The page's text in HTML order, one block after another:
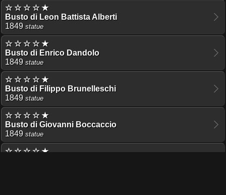
☆ ☆ ☆ ☆ ★
Busto di Leon Battista Alberti
1849 statue
☆ ☆ ☆ ☆ ★
Busto di Enrico Dandolo
1849 statue
☆ ☆ ☆ ☆ ★
Busto di Filippo Brunelleschi
1849 statue
☆ ☆ ☆ ☆ ★
Busto di Giovanni Boccaccio
1849 statue
☆ ☆ ☆ ☆ ★